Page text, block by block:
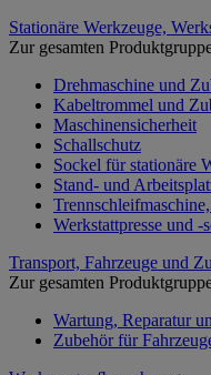
Stationäre Werkzeuge,
Zur gesamten
Drehmaschine und
Kabeltrommel und
Maschinensicherheit
Schallschutz
Sockel für stationäre
Stand- und
Werkstattpresse und -
Transport, Fahrzeuge und
Zur gesamten
Wartung, Reparatur
Zubehör für